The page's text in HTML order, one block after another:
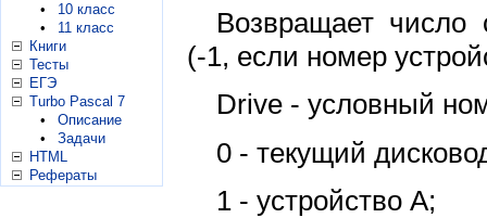
•
10 класс
•
11 класс
Книги
Тесты
ЕГЭ
Turbo Pascal 7
•
Описание
•
Задачи
HTML
Рефераты
Возвращает число
(-1, если номер
Drive - условный
0 - текущий
1 - устройство А;